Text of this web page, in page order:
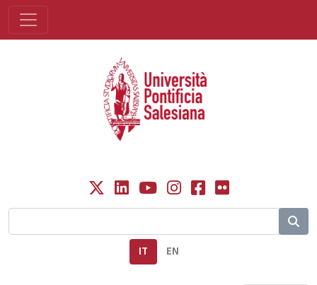
IT EN